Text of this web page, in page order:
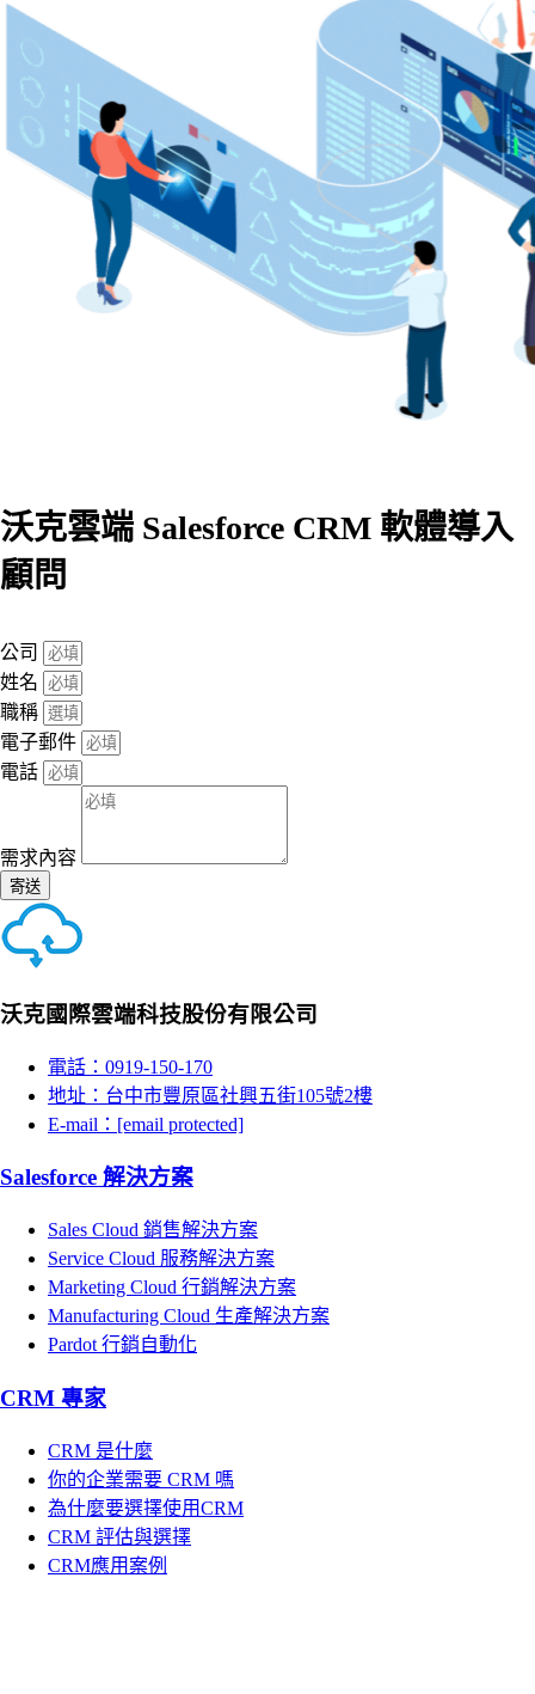
沃克雲端 Salesforce CRM 軟體導入
顧問
公司
姓名
職稱
電子郵件
電話
需求內容
寄送
沃克國際雲端科技股份有限公司
電話：0919-150-170
地址：台中市豐原區社興五街105號2樓
E-mail： [email protected]
Salesforce 解決方案
Sales Cloud 銷售解決方案
Service Cloud 服務解決方案
Marketing Cloud 行銷解決方案
Manufacturing Cloud 生產解決方案
Pardot 行銷自動化
CRM 專家
CRM 是什麼
你的企業需要 CRM 嗎
為什麼要選擇使用CRM
CRM 評估與選擇
CRM應用案例